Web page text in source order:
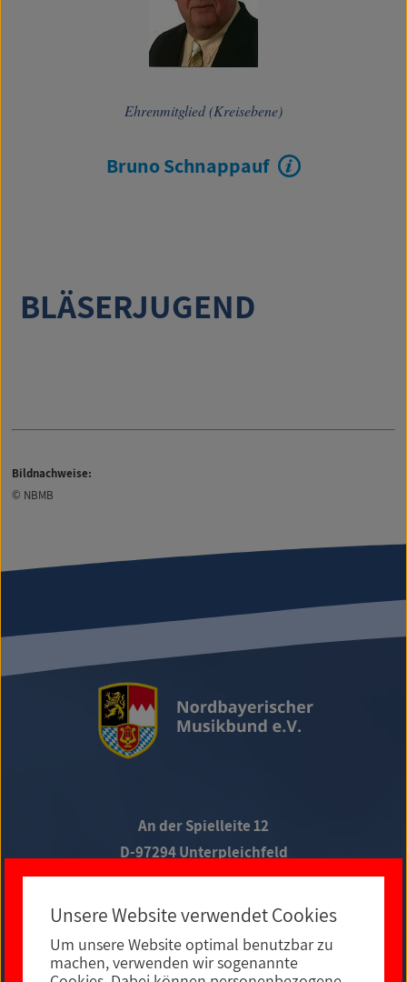
Ehrenmitglied (Kreisebene)
Bruno Schnappauf
BLÄSERJUGEND
Bildnachweise:
© NBMB
An der Spielleite 12
D-97294 Unterpleichfeld
Telefon +49 9367 988 689-0
Social Media
Unsere Website verwendet Cookies
Um unsere Website optimal benutzbar zu
machen, verwenden wir sogenannte